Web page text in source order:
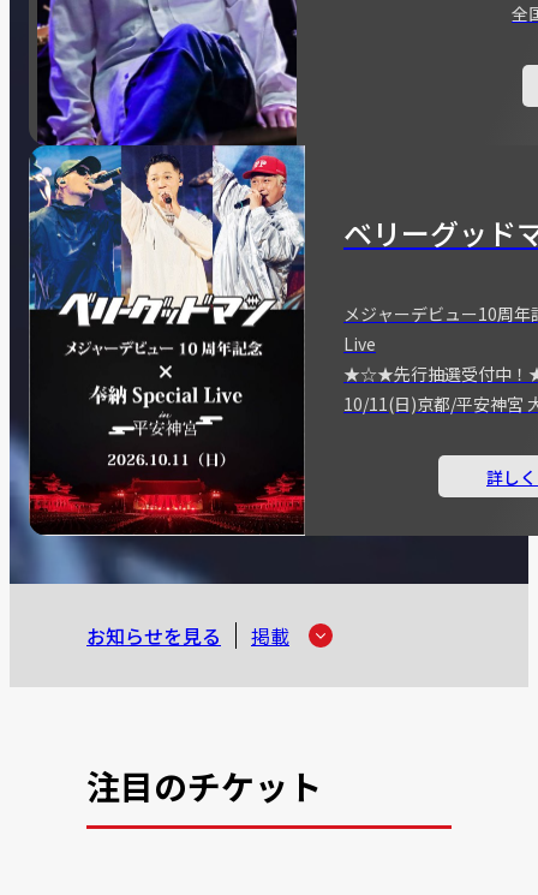
全
ベリーグッド
メジャーデビュー10周
Live
★☆★先行抽選受付中
10/11(日)京都/平安神宮
詳し
お知らせを見る 掲載
注目のチケット